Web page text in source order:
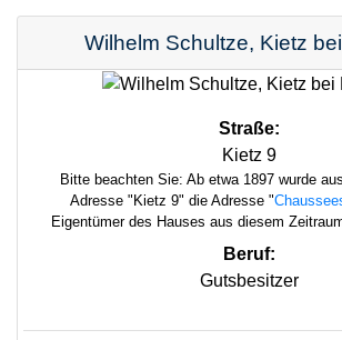
Wilhelm Schultze, Kietz
Straße:
Kietz 9
Bitte beachten Sie: Ab etwa 1897 wurde
Adresse "Kietz 9" die Adresse "
Eigentümer des Hauses aus diesem
Beruf:
Gutsbesitzer